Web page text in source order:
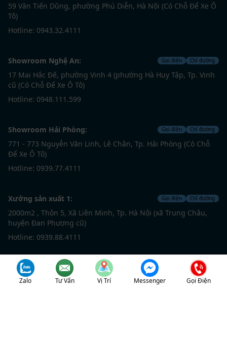
59 Văn Tiến Dũng, phường Phú Diễn, Hà Nội (Có Chỗ Để Xe Ô
Tô)
Hotline: 0943.32.4111
Showroom Nghệ An: Gọi điện Chỉ đường
17 Mai Hắc Đế, phường Vinh 4 (phường Hà Huy Tập, Tp. Vinh
cũ (Có Chỗ Để Xe Ô Tô)
Hotline: 0948.111.599
Showroom Hải Phòng: Gọi điện Chỉ đường
771 - 773 Nguyễn Văn Linh, Lê Chân, Tp. Hải Phòng (Có Chỗ
Để Xe Ô Tô)
Hotline: 0939.77.4111
Xưởng sản xuất 1: Gọi điện Chỉ đường
2000m2 , Thôn 5, Xã Liên Minh, Tp. Hà Nội (xã Trung Châu,
huyện Đan Phượng cũ)
Hotline: 0939.88.4111
Xưởng sản xuất 2: Chỉ đường
1500m2, Thôn Yên Kiện, xã Phú Nghĩa, Tp. Hà Nội (xã Đông
Zalo Tư Vấn Vị Trí Messenger Gọi Điện